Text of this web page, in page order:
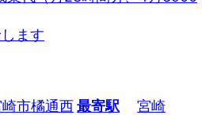
ます
市橘通西最寄駅
宮崎